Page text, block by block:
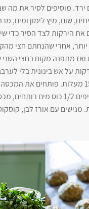
ירד. מוסיפים לסיר את מה
שום, מיץ לימון ומים,
את הירקות לצד הסיר כדי
אחרי שהנחתם חצי
ואז מתפנה מקום בחצי
5. מחממים תנור ל 150 מעלות. פותחים
אם חסרים נוזלים מוסיפים 1/2 כוס